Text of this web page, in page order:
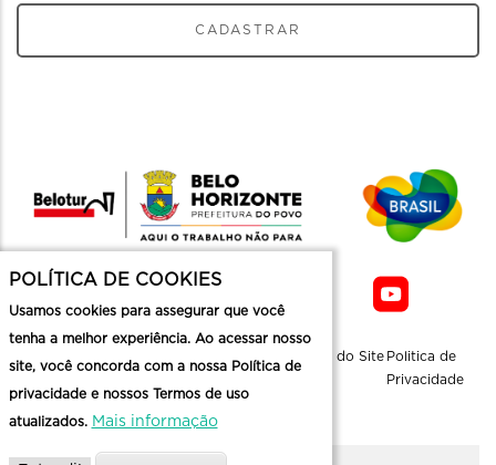
CADASTRAR
Mapa do Site Politica de
Privacidade
POLÍTICA DE COOKIES
Usamos cookies para assegurar que você
tenha a melhor experiência. Ao acessar nosso
site, você concorda com a nossa Política de
privacidade e nossos Termos de uso
atualizados. Mais informação